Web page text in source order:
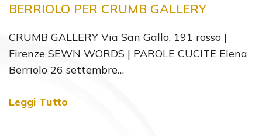
BERRIOLO PER CRUMB GALLERY
CRUMB GALLERY Via San Gallo, 191 rosso |
Firenze SEWN WORDS | PAROLE CUCITE Elena
Berriolo 26 settembre…
Leggi Tutto